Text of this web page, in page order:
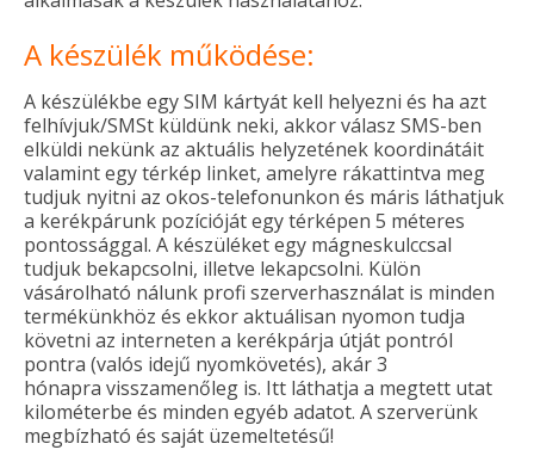
A készülék működése:
A készülékbe egy SIM kártyát kell helyezni és ha azt
felhívjuk/SMSt küldünk neki, akkor válasz SMS-ben
elküldi nekünk az aktuális helyzetének koordinátáit
valamint egy térkép linket, amelyre rákattintva meg
tudjuk nyitni az okos-telefonunkon és máris láthatjuk
a kerékpárunk pozícióját egy térképen 5 méteres
pontossággal. A készüléket egy mágneskulccsal
tudjuk bekapcsolni, illetve lekapcsolni. Külön
vásárolható nálunk profi szerverhasználat is minden
termékünkhöz és ekkor aktuálisan nyomon tudja
követni az interneten a kerékpárja útját pontról
pontra (valós idejű nyomkövetés), akár 3
hónapra visszamenőleg is. Itt láthatja a megtett utat
kilométerbe és minden egyéb adatot. A szerverünk
megbízható és saját üzemeltetésű!